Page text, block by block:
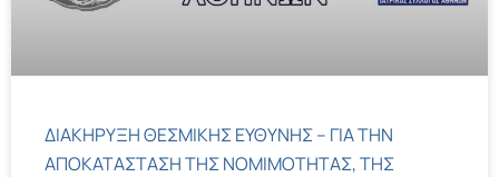
ΔΙΑΚΗΡΥΞΗ ΘΕΣΜΙΚΗΣ ΕΥΘΥΝΗΣ – ΓΙΑ ΤΗΝ
ΑΠΟΚΑΤΑΣΤΑΣΗ ΤΗΣ ΝΟΜΙΜΟΤΗΤΑΣ, ΤΗΣ